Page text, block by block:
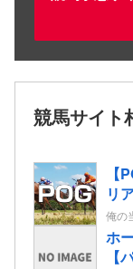
競馬サイト
【
リ
ス
俺の
ホ
【